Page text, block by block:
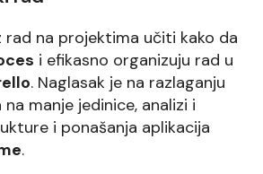
rad na projektima učiti kako da
i efikasno organizuju rad u
. Naglasak je na razlaganju
manje jedinice, analizi i
i ponašanja aplikacija
.